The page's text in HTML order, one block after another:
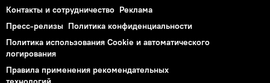
Контакты и сотрудничество Реклама
Пресс-релизы Политика конфиденциальности
Политика использования Cookie и автоматического
логирования
Правила применения рекомендательных